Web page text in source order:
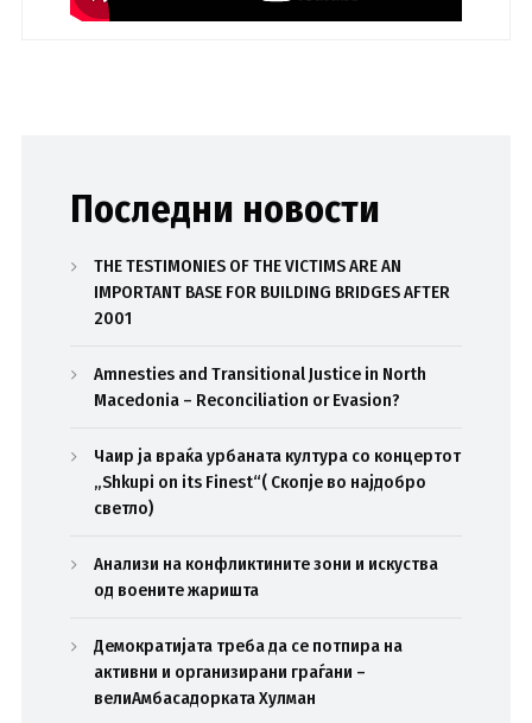
Последни новости
THE TESTIMONIES OF THE VICTIMS ARE AN
IMPORTANT BASE FOR BUILDING BRIDGES AFTER
2001
Amnesties and Transitional Justice in North
Macedonia – Reconciliation or Evasion?
Чаир ја враќа урбаната култура со концертот
„Shkupi on its Finest“( Скопје во најдобро
светло)
Анализи на конфликтините зони и искуства
од воените жаришта
Демократијата треба да се потпира на
активни и организирани граѓани –
велиАмбасадорката Хулман